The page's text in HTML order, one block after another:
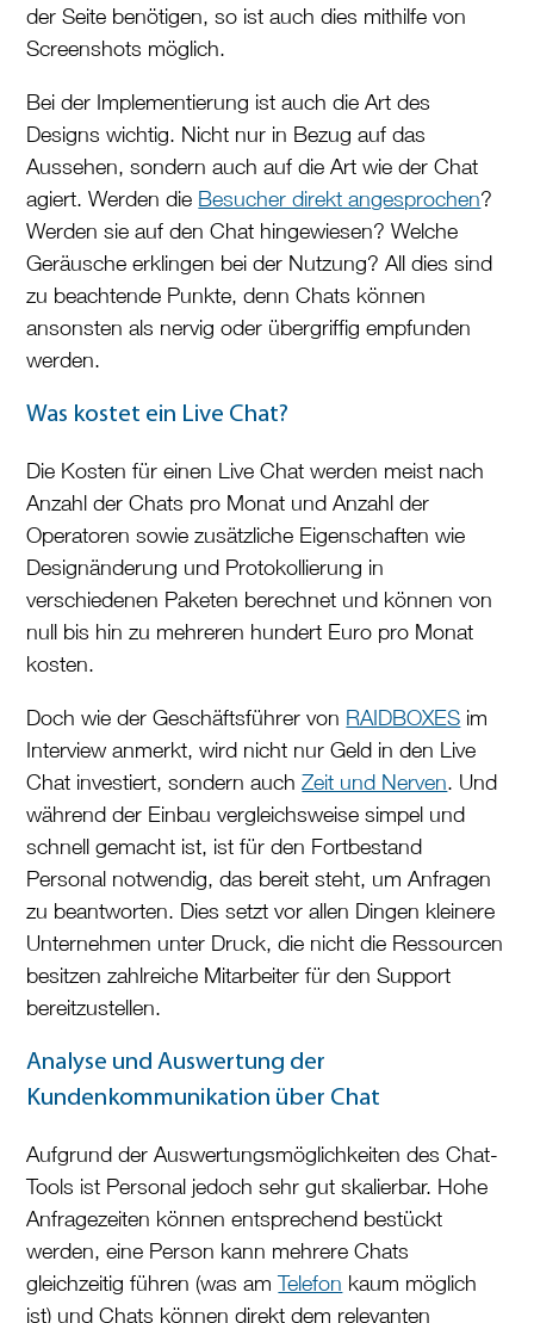
der Seite benötigen, so ist auch dies mithilfe von
Screenshots möglich.
Bei der Implementierung ist auch die Art des
Designs wichtig. Nicht nur in Bezug auf das
Aussehen, sondern auch auf die Art wie der Chat
agiert. Werden die Besucher direkt angesprochen?
Werden sie auf den Chat hingewiesen? Welche
Geräusche erklingen bei der Nutzung? All dies sind
zu beachtende Punkte, denn Chats können
ansonsten als nervig oder übergriffig empfunden
werden.
Was kostet ein Live Chat?
Die Kosten für einen Live Chat werden meist nach
Anzahl der Chats pro Monat und Anzahl der
Operatoren sowie zusätzliche Eigenschaften wie
Designänderung und Protokollierung in
verschiedenen Paketen berechnet und können von
null bis hin zu mehreren hundert Euro pro Monat
kosten.
Doch wie der Geschäftsführer von RAIDBOXES im
Interview anmerkt, wird nicht nur Geld in den Live
Chat investiert, sondern auchZeit und Nerven. Und
während der Einbau vergleichsweise simpel und
schnell gemacht ist, ist für den Fortbestand
Personal notwendig, das bereit steht, um Anfragen
zu beantworten. Dies setzt vor allen Dingen kleinere
Unternehmen unter Druck, die nicht die Ressourcen
besitzen zahlreiche Mitarbeiter für den Support
bereitzustellen.
Analyse und Auswertung der
Kundenkommunikation über Chat
Aufgrund der Auswertungsmöglichkeiten des Chat-
Tools ist Personal jedoch sehr gut skalierbar. Hohe
Anfragezeiten können entsprechend bestückt
werden, eine Person kann mehrere Chats
gleichzeitig führen (was amTelefon kaum möglich
ist) und Chats können direkt dem relevanten